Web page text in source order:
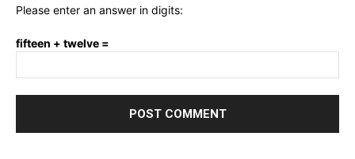
Please enter an answer in digits:
fifteen + twelve =